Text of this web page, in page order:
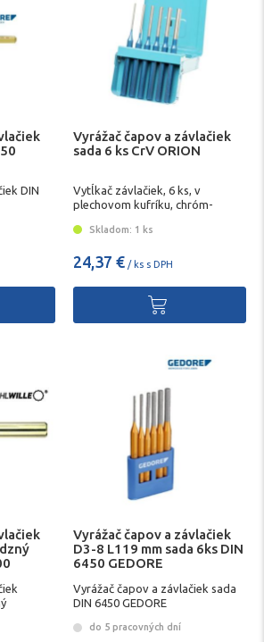
DIN
Vyrážač čapov a závlačiek
sada 6 ks CrV ORION
Vytĺkač závlačiek, 6 ks, v
plechovom kufríku, chróm-
Skladom: 1 ks
24,37 € / ks s DPH
Vyrážač čapov a závlačiek
D3-8 L119 mm sada 6ks DIN
6450 GEDORE
Vyrážač čapov a závlačiek sada
DIN 6450 GEDORE
do 5 pracovných dní